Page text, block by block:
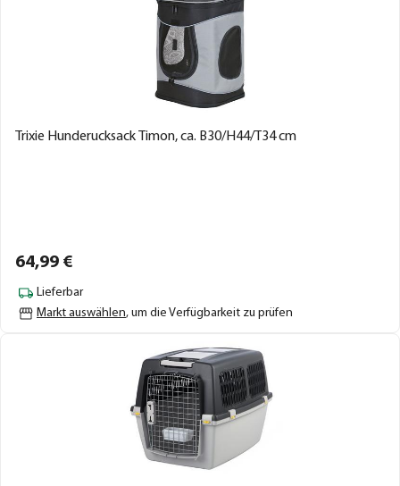
Trixie Hunderucksack Timon, ca. B30/H44/T34 cm
64,99 €
Lieferbar
Markt auswählen, um die Verfügbarkeit zu prüfen